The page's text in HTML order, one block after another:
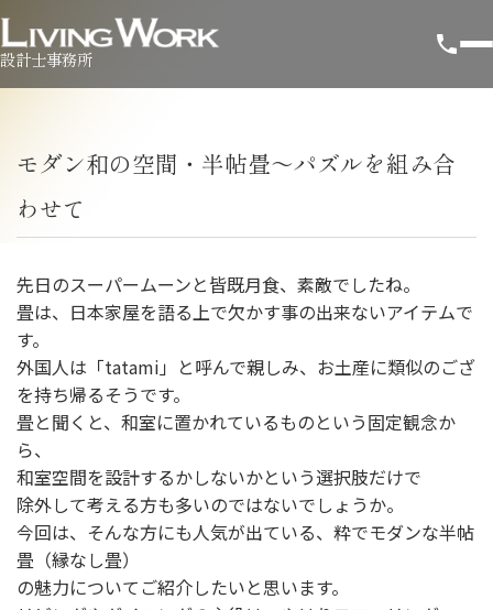
設計士事務所
モダン和の空間・半帖畳～パズルを組み合
わせて
先日のスーパームーンと皆既月食、素敵でしたね。
畳は、日本家屋を語る上で欠かす事の出来ないアイテムで
す。
外国人は「tatami」と呼んで親しみ、お土産に類似のござ
を持ち帰るそうです。
畳と聞くと、和室に置かれているものという固定観念か
ら、
和室空間を設計するかしないかという選択肢だけで
除外して考える方も多いのではないでしょうか。
今回は、そんな方にも人気が出ている、粋でモダンな半帖
畳（縁なし畳）
の魅力についてご紹介したいと思います。